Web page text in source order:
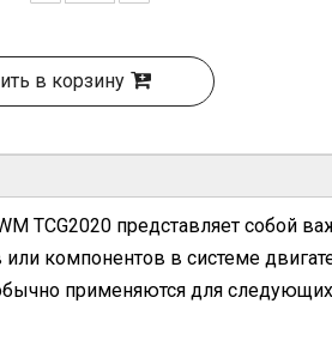
в корзину
TCG2020 представляет собой
компонентов в системе
обычно применяются для следующих